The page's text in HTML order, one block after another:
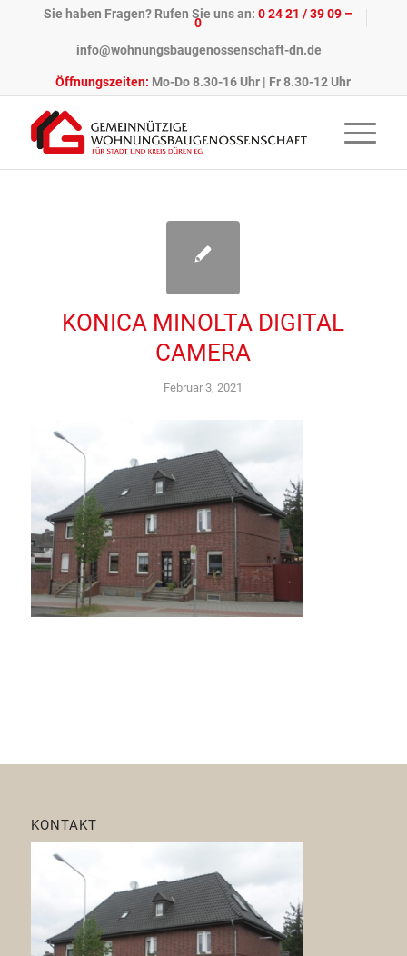
Sie haben Fragen? Rufen Sie uns an:0 24 21 / 39 09 –
0
info@wohnungsbaugenossenschaft-dn.de
Öffnungszeiten: Mo-Do 8.30-16 Uhr | Fr 8.30-12 Uhr
KONICA MINOLTA DIGITAL
CAMERA
Februar 3, 2021
KONTAKT